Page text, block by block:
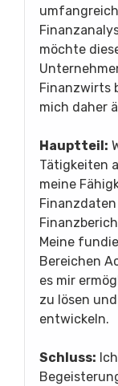
möchte
Finanzwirts
mich daher
Hauptteil:
Tätigkeiten
meine
Meine
Bereichen
es mir
zu lösen
entwickeln.
Schluss: